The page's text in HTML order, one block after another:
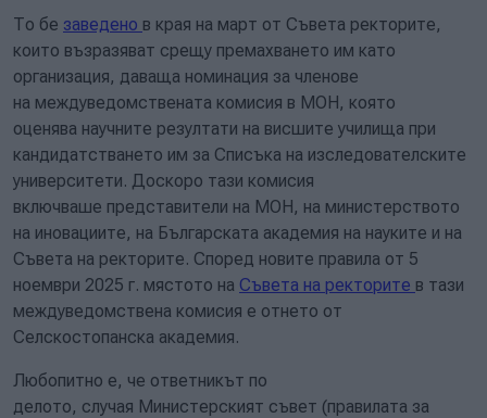
То бе заведено в края на март от Съвета ректорите,
които възразяват срещу премахването им като
организация, даваща номинация за членове
на междуведомствената комисия в МОН, която
оценява научните резултати на висшите училища при
кандидатстването им за Списъка на изследователските
университети. Доскоро тази комисия
включваше представители на МОН, на министерството
на иновациите, на Българската академия на науките и на
Съвета на ректорите. Според новите правила от 5
ноември 2025 г. мястото на Съвета на ректорите в тази
междуведомствена комисия е отнето от
Селскостопанска академия.
Любопитно е, че ответникът по
делото, случая Министерският съвет (правилата за